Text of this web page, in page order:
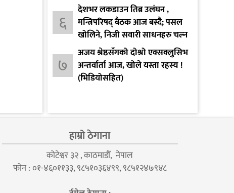
६
देशभर लकडाउन तिब्र उलंघन ,
मन्त्रिपरिषद् बैठक आज बस्दै; पसल
खोलिने, निजी सवारी साधनहरु चल्न
दिइने
७
अजय श्रेष्ठसँगको दोश्रो एक्सक्लुसिभ
अन्तर्वार्ता आज, खोले यस्ता रहस्य !
(भिडियोसहित)
हाम्रो ठेगाना
कोटेश्वर ३२ , काठमाडौँ, नेपाल
फोन : ०१-४६०११३३, ९८५१०३६४९९, ९८५१२४७९४८